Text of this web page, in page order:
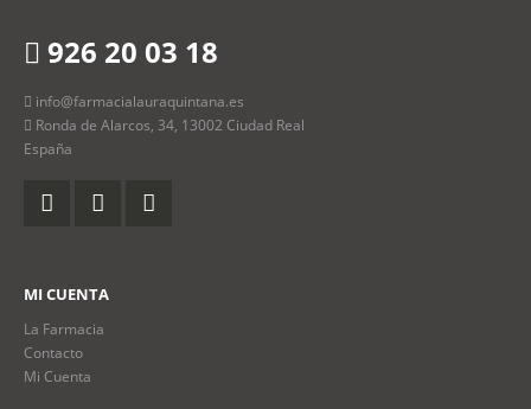
926 20 03 18
info@farmacialauraquintana.es
Ronda de Alarcos, 34, 13002 Ciudad Real
España
MI CUENTA
La Farmacia
Contacto
Mi Cuenta